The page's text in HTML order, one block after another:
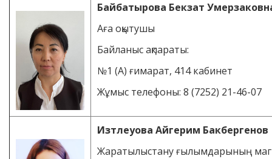
Байбатырова Бекзат
Аға оқытушы
Байланыс ақпараты:
№1 (А) ғимарат, 414 кабинет
Жұмыс телефоны: 8 (7252) 21-46-07
Изтлеуова Айгерим Бакбергенов
Жаратылыстану ғылымдарының